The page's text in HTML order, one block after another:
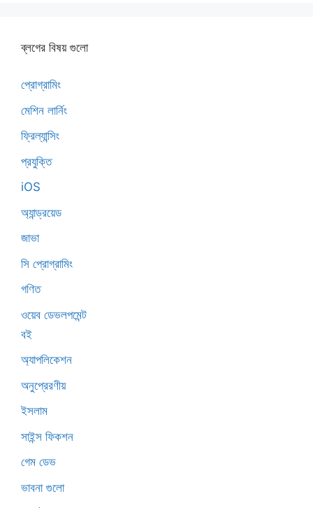
ব্লগের বিষয় গুলো
প্রোগ্রামিং
মেশিন লার্নিং
ফ্রিল্যান্সিং
প্রযুক্তি
iOS
অ্যান্ড্রয়েড
জাভা
সি প্রোগ্রামিং
গণিত
ওয়েব ডেভলপমেন্ট
বই
অ্যাপলিকেশন
অনুপ্রেরণীয়
ইসলাম
সাইন্স ফিকশন
গেম ডেভ
ভাবনা গুলো